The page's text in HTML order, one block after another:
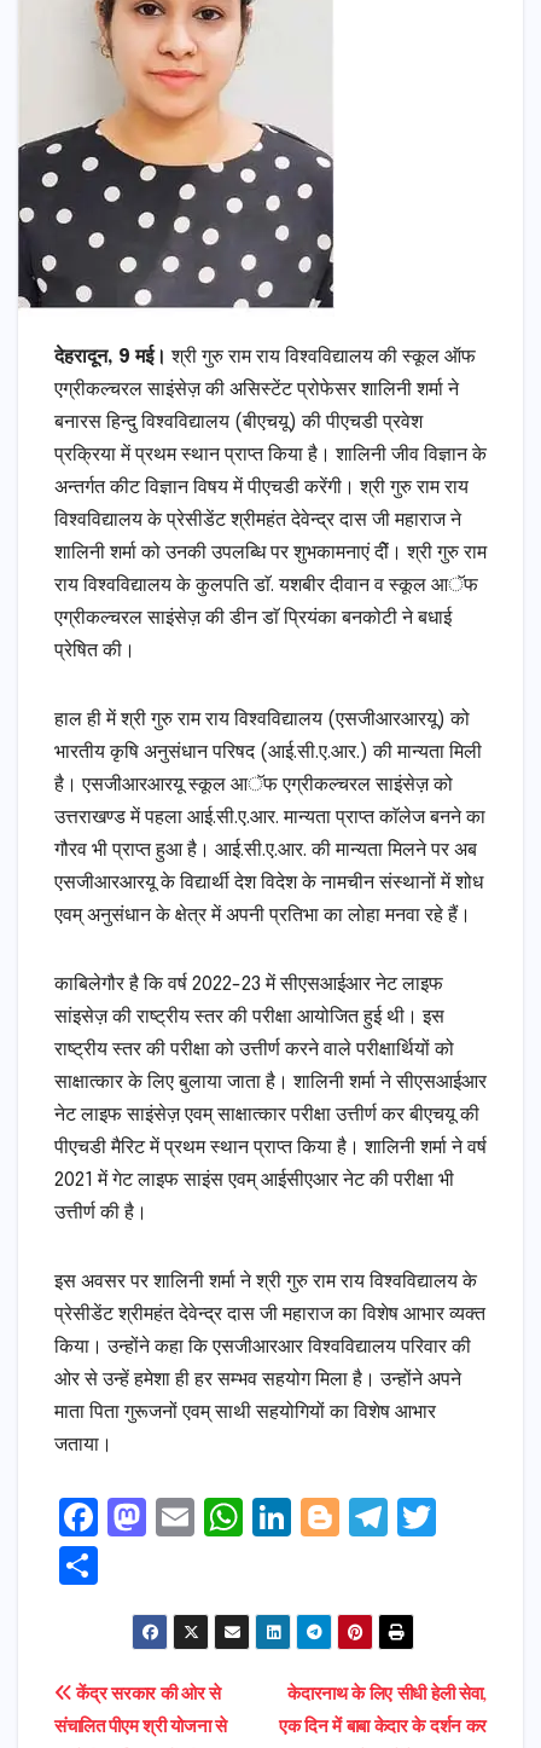
देहरादून, 9 मई। श्री गुरु राम राय विश्वविद्यालय की स्कूल ऑफ
एग्रीकल्चरल साइंसेज़ की असिस्टेंट प्रोफेसर शालिनी शर्मा ने
बनारस हिन्दु विश्वविद्यालय (बीएचयू) की पीएचडी प्रवेश
प्रक्रिया में प्रथम स्थान प्राप्त किया है। शालिनी जीव विज्ञान के
अन्तर्गत कीट विज्ञान विषय में पीएचडी करेंगी। श्री गुरु राम राय
विश्वविद्यालय के प्रेसीडेंट श्रीमहंत देवेन्द्र दास जी महाराज ने
शालिनी शर्मा को उनकी उपलब्धि पर शुभकामनाएं दीें। श्री गुरु राम
राय विश्वविद्यालय के कुलपति डाॅ. यशबीर दीवान व स्कूल आॅफ
एग्रीकल्चरल साइंसेज़ की डीन डाॅ प्रियंका बनकोटी ने बधाई
प्रेषित की।
हाल ही में श्री गुरु राम राय विश्वविद्यालय (एसजीआरआरयू) को
भारतीय कृषि अनुसंधान परिषद (आई.सी.ए.आर.) की मान्यता मिली
है। एसजीआरआरयू स्कूल आॅफ एग्रीकल्चरल साइंसेज़ को
उत्तराखण्ड में पहला आई.सी.ए.आर. मान्यता प्राप्त काॅलेज बनने का
गौरव भी प्राप्त हुआ है। आई.सी.ए.आर. की मान्यता मिलने पर अब
एसजीआरआरयू के विद्यार्थी देश विदेश के नामचीन संस्थानों में शोध
एवम् अनुसंधान के क्षेत्र में अपनी प्रतिभा का लोहा मनवा रहे हैं।
काबिलेगौर है कि वर्ष 2022-23 में सीएसआईआर नेट लाइफ
सांइसेज़ की राष्ट्रीय स्तर की परीक्षा आयोजित हुई थी। इस
राष्ट्रीय स्तर की परीक्षा को उत्तीर्ण करने वाले परीक्षार्थियों को
साक्षात्कार के लिए बुलाया जाता है। शालिनी शर्मा ने सीएसआईआर
नेट लाइफ साइंसेज़ एवम् साक्षात्कार परीक्षा उत्तीर्ण कर बीएचयू की
पीएचडी मैरिट में प्रथम स्थान प्राप्त किया है। शालिनी शर्मा ने वर्ष
2021 में गेट लाइफ साइंस एवम् आईसीएआर नेट की परीक्षा भी
उत्तीर्ण की है।
इस अवसर पर शालिनी शर्मा ने श्री गुरु राम राय विश्वविद्यालय के
प्रेसीडेंट श्रीमहंत देवेन्द्र दास जी महाराज का विशेष आभार व्यक्त
किया। उन्होंने कहा कि एसजीआरआर विश्वविद्यालय परिवार की
ओर से उन्हें हमेशा ही हर सम्भव सहयोग मिला है। उन्होंने अपने
माता पिता गुरूजनों एवम् साथी सहयोगियों का विशेष आभार
जताया।
F
o
M
t
d
E
l
W
ts
Li
e
n
Bl
g
r
T
gr
m r
ar
e
Post
केदारनाथ के लिए सीधी हेली सेवा,
एक दिन में बाबा केदार के दर्शन कर
केंद्र सरकार की ओर से
संचालित पीएम श्री योजना से